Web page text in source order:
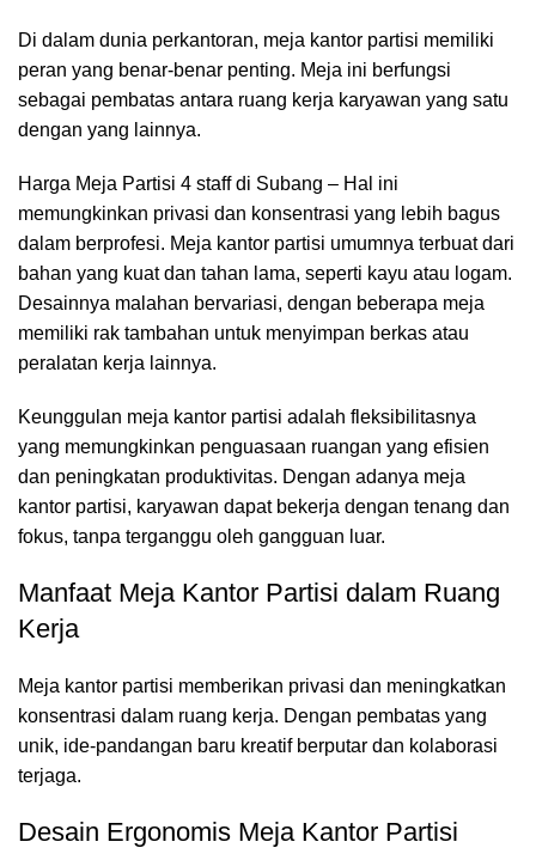
Di dalam dunia perkantoran, meja kantor partisi memiliki
peran yang benar-benar penting. Meja ini berfungsi
sebagai pembatas antara ruang kerja karyawan yang satu
dengan yang lainnya.
Harga Meja Partisi 4 staff di Subang – Hal ini
memungkinkan privasi dan konsentrasi yang lebih bagus
dalam berprofesi. Meja kantor partisi umumnya terbuat dari
bahan yang kuat dan tahan lama, seperti kayu atau logam.
Desainnya malahan bervariasi, dengan beberapa meja
memiliki rak tambahan untuk menyimpan berkas atau
peralatan kerja lainnya.
Keunggulan meja kantor partisi adalah fleksibilitasnya
yang memungkinkan penguasaan ruangan yang efisien
dan peningkatan produktivitas. Dengan adanya meja
kantor partisi, karyawan dapat bekerja dengan tenang dan
fokus, tanpa terganggu oleh gangguan luar.
Manfaat Meja Kantor Partisi dalam Ruang
Kerja
Meja kantor partisi memberikan privasi dan meningkatkan
konsentrasi dalam ruang kerja. Dengan pembatas yang
unik, ide-pandangan baru kreatif berputar dan kolaborasi
terjaga.
Desain Ergonomis Meja Kantor Partisi